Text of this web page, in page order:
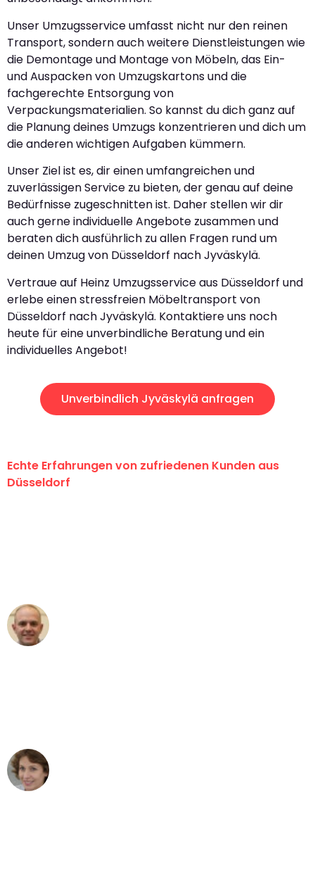
Unser Umzugsservice umfasst nicht nur den reinen
Transport, sondern auch weitere Dienstleistungen wie
die Demontage und Montage von Möbeln, das Ein-
und Auspacken von Umzugskartons und die
fachgerechte Entsorgung von
Verpackungsmaterialien. So kannst du dich ganz auf
die Planung deines Umzugs konzentrieren und dich um
die anderen wichtigen Aufgaben kümmern.
Unser Ziel ist es, dir einen umfangreichen und
zuverlässigen Service zu bieten, der genau auf deine
Bedürfnisse zugeschnitten ist. Daher stellen wir dir
auch gerne individuelle Angebote zusammen und
beraten dich ausführlich zu allen Fragen rund um
deinen Umzug von Düsseldorf nach Jyväskylä.
Vertraue auf Heinz Umzugsservice aus Düsseldorf und
erlebe einen stressfreien Möbeltransport von
Düsseldorf nach Jyväskylä. Kontaktiere uns noch
heute für eine unverbindliche Beratung und ein
individuelles Angebot!
Unverbindlich Jyväskylä anfragen
Echte Erfahrungen von zufriedenen Kunden aus
Düsseldorf